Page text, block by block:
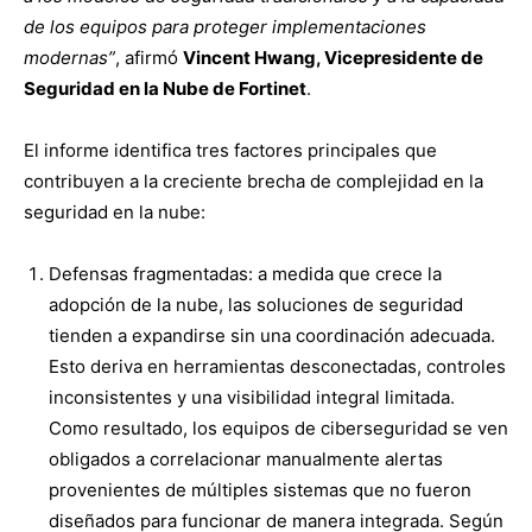
de los equipos para proteger implementaciones
modernas”, afirmó Vincent Hwang, Vicepresidente de
Seguridad en la Nube de Fortinet.
El informe identifica tres factores principales que
contribuyen a la creciente brecha de complejidad en la
seguridad en la nube:
Defensas fragmentadas: a medida que crece la
adopción de la nube, las soluciones de seguridad
tienden a expandirse sin una coordinación adecuada.
Esto deriva en herramientas desconectadas, controles
inconsistentes y una visibilidad integral limitada.
Como resultado, los equipos de ciberseguridad se ven
obligados a correlacionar manualmente alertas
provenientes de múltiples sistemas que no fueron
diseñados para funcionar de manera integrada. Según